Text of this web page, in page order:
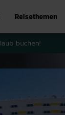
Reisethemen
buchen!